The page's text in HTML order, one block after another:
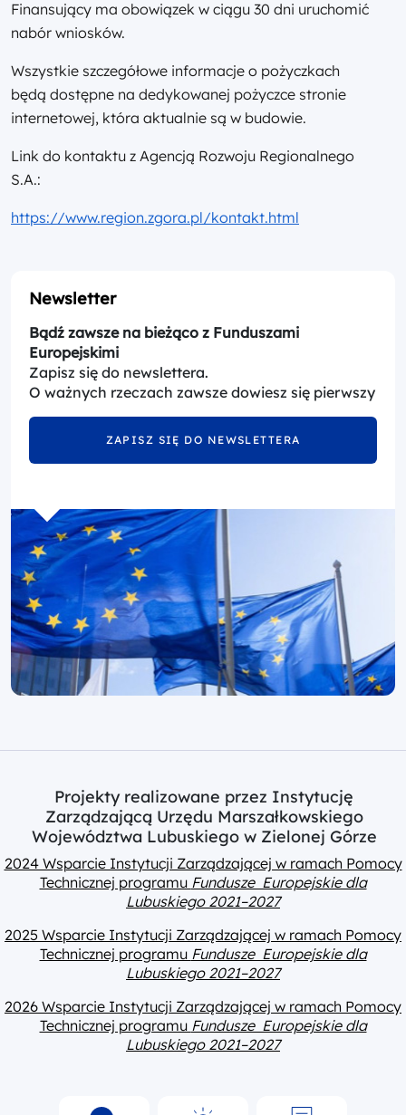
Finansujący ma obowiązek w ciągu 30 dni uruchomić
nabór wniosków.
Wszystkie szczegółowe informacje o pożyczkach
będą dostępne na dedykowanej pożyczce stronie
internetowej, która aktualnie są w budowie.
Link do kontaktu z Agencją Rozwoju Regionalnego
S.A.:
https://www.region.zgora.pl/kontakt.html
Newsletter
Bądź zawsze na bieżąco z Funduszami
Europejskimi
Zapisz się do newslettera.
O ważnych rzeczach zawsze dowiesz się pierwszy
ZAPISZ SIĘ DO NEWSLETTERA
Projekty realizowane przez Instytucję
Zarządzającą Urzędu Marszałkowskiego
Województwa Lubuskiego w Zielonej Górze
2024 Wsparcie Instytucji Zarządzającej w ramach Pomocy
Technicznej programu Fundusze Europejskie dla
Lubuskiego 2021–2027
2025 Wsparcie Instytucji Zarządzającej w ramach Pomocy
Technicznej programu Fundusze Europejskie dla
Lubuskiego 2021–2027
2026 Wsparcie Instytucji Zarządzającej w ramach Pomocy
Technicznej programu Fundusze Europejskie dla
Lubuskiego 2021–2027